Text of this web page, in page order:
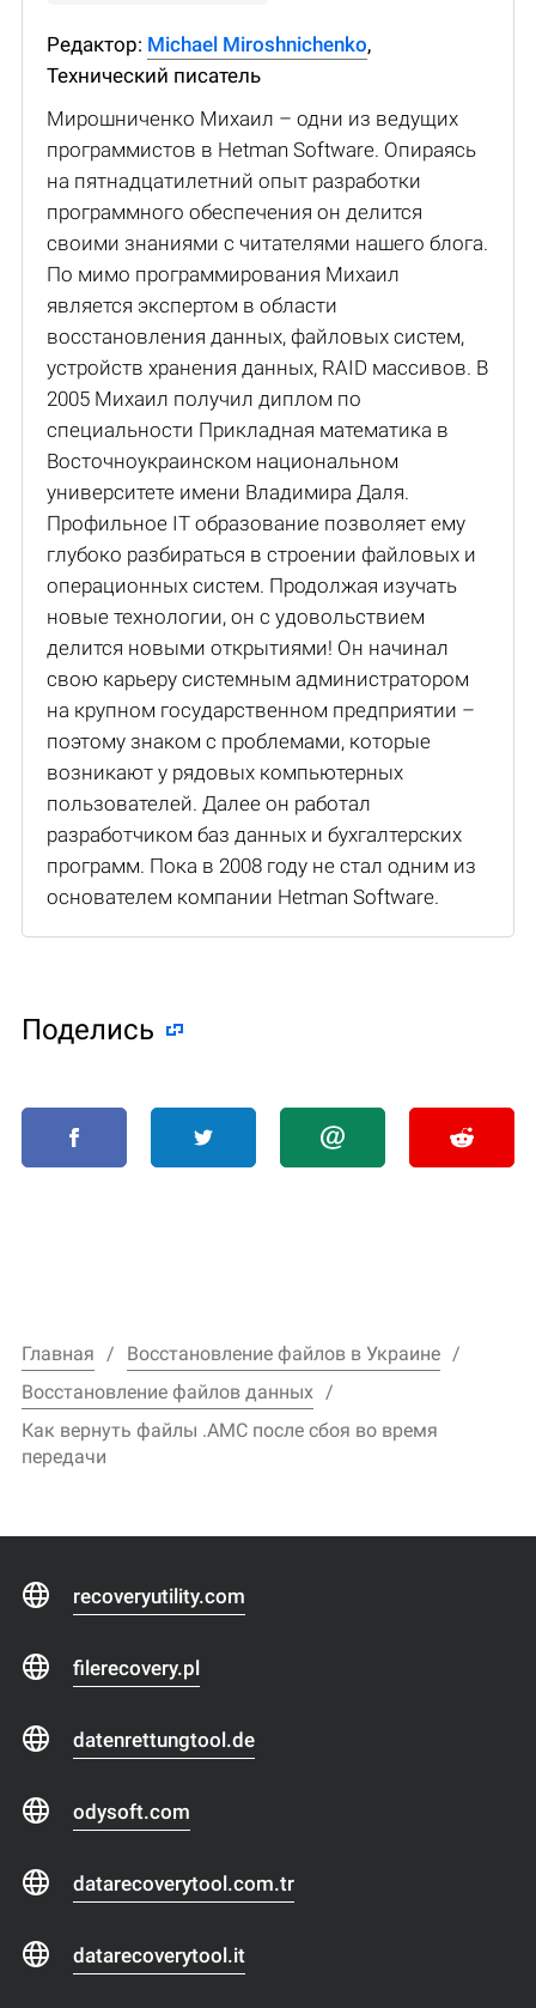
Редактор: Michael Miroshnichenko,
Технический писатель
Мирошниченко Михаил – одни из ведущих
программистов в Hetman Software. Опираясь
на пятнадцатилетний опыт разработки
программного обеспечения он делится
своими знаниями с читателями нашего блога.
По мимо программирования Михаил
является экспертом в области
восстановления данных, файловых систем,
устройств хранения данных, RAID массивов. В
2005 Михаил получил диплом по
специальности Прикладная математика в
Восточноукраинском национальном
университете имени Владимира Даля.
Профильное IT образование позволяет ему
глубоко разбираться в строении файловых и
операционных систем. Продолжая изучать
новые технологии, он с удовольствием
делится новыми открытиями! Он начинал
свою карьеру системным администратором
на крупном государственном предприятии –
поэтому знаком с проблемами, которые
возникают у рядовых компьютерных
пользователей. Далее он работал
разработчиком баз данных и бухгалтерских
программ. Пока в 2008 году не стал одним из
основателем компании Hetman Software.
Поделиcь
Главная
Восстановление файлов в Украине
Восстановление файлов данных
Как вернуть файлы .AMC после сбоя во время
передачи
recoveryutility.com
filerecovery.pl
datenrettungtool.de
odysoft.com
datarecoverytool.com.tr
datarecoverytool.it